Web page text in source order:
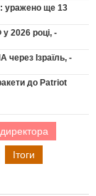
уражено ще 13
2026 році, -
через Ізраїль, -
до Patriot
Ітоги